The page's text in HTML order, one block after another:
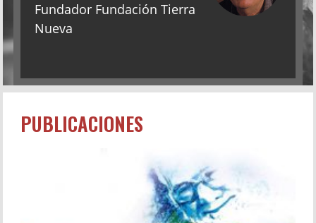
Fundador Fundación Tierra
Nueva
PUBLICACIONES